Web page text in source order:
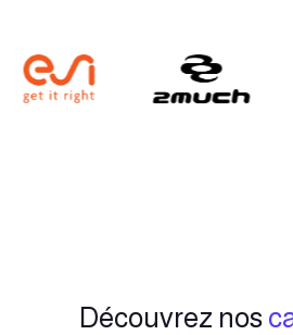
Découvrez nos